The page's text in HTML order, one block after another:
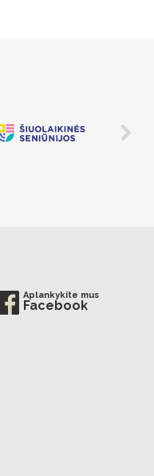
Aplankykite mus
Facebook